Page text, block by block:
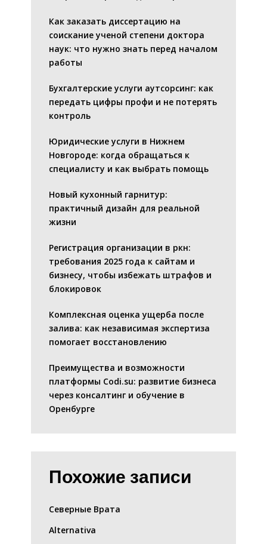
Как заказать диссертацию на
соискание ученой степени доктора
наук: что нужно знать перед началом
работы
Бухгалтерские услуги аутсорсинг: как
передать цифры профи и не потерять
контроль
Юридические услуги в Нижнем
Новгороде: когда обращаться к
специалисту и как выбрать помощь
Новый кухонный гарнитур:
практичный дизайн для реальной
жизни
Регистрация организации в ркн:
требования 2025 года к сайтам и
бизнесу, чтобы избежать штрафов и
блокировок
Комплексная оценка ущерба после
залива: как независимая экспертиза
помогает восстановлению
Преимущества и возможности
платформы Codi.su: развитие бизнеса
через консалтинг и обучение в
Оренбурге
Похожие записи
Северные Врата
Alternativa